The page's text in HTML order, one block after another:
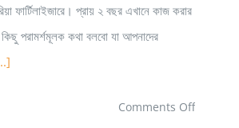
ফার্টিলাইজারে। প্রায় ২ বছর এখানে কাজ করার
পরামর্শমূলক কথা বলবো যা আপনাদের
Comments Offon